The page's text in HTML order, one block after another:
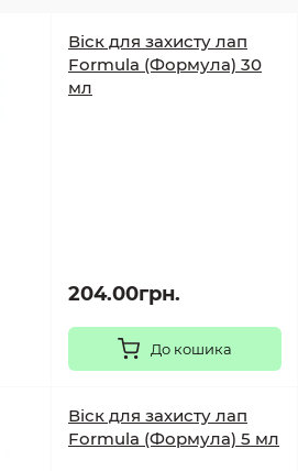
Віск для захисту лап
Formula (Формула) 30
мл
204.00грн.
До кошика
Віск для захисту лап
Formula (Формула) 5 мл